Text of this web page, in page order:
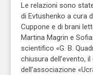
Le relazioni sono
di Evtushenko a cura
Cuppone e di brani
Martina Magrin e
scientifico «G. B.
chiusura dell’evento,
dell’associazione